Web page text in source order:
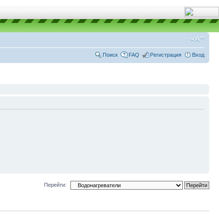
Поиск FAQ Регистрация Вход
Перейти: